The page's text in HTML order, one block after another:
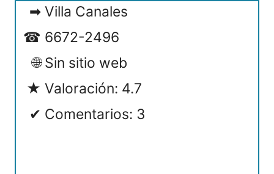
Villa Canales
6672-2496
Sin sitio web
Valoración: 4.7
Comentarios: 3